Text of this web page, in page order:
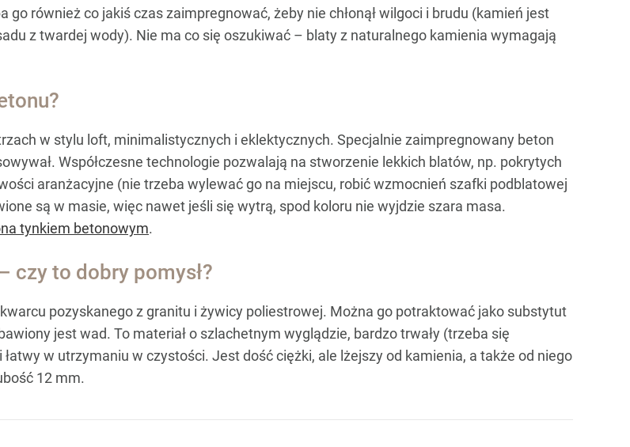
również co jakiś czas zaimpregnować, żeby nie chłonął wilgoci i brudu (kamień jest
z twardej wody). Nie ma co się oszukiwać – blaty z naturalnego kamienia wymagają
w stylu loft, minimalistycznych i eklektycznych. Specjalnie zaimpregnowany beton
Współczesne technologie pozwalają na stworzenie lekkich blatów, np. pokrytych
aranżacyjne (nie trzeba wylewać go na miejscu, robić wzmocnień szafki podblatowej
są w masie, więc nawet jeśli się wytrą, spod koloru nie wyjdzie szara masa.
tynkiem betonowym.
czy to dobry pomysł?
pozyskanego z granitu i żywicy poliestrowej. Można go potraktować jako substytut
jest wad. To materiał o szlachetnym wyglądzie, bardzo trwały (trzeba się
w utrzymaniu w czystości. Jest dość ciężki, ale lżejszy od kamienia, a także od niego
12 mm.